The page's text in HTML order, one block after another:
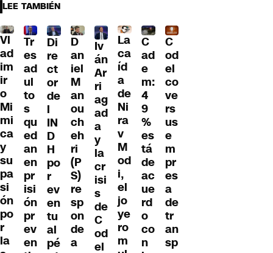
LEE TAMBIÉN
Vl
ad
im
ir
o
Mi
mi
ca
y
su
pa
si
ón
po
r
la
Tr
es
ad
ul
to
s
qu
ed
an
en
pr
isi
ón
pr
ev
en
Di
re
ct
or
de
l
IN
D
H
po
r
ev
en
tu
al
pé
D
an
iel
M
an
ou
ch
eh
ri
(P
S)
re
sp
on
de
a
Iv
án
Ar
ri
ag
ad
a
y
la
cr
isi
s
de
C
od
el
La
ca
íd
a
de
Ni
ra
v
M
od
i,
el
jo
ye
ro
m
C
ad
e
m:
4
9
%
es
tá
de
ac
ue
rd
o
co
n
C
od
el
co
ve
rs
us
e
m
pr
es
a
de
tr
an
sp